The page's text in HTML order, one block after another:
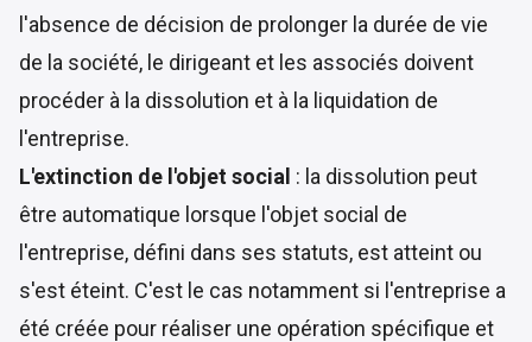
l'absence de décision de prolonger la durée de vie
de la société, le dirigeant et les associés doivent
procéder à la dissolution et à la liquidation de
l'entreprise.
L'extinction de l'objet social : la dissolution peut
être automatique lorsque l'objet social de
l'entreprise, défini dans ses statuts, est atteint ou
s'est éteint. C'est le cas notamment si l'entreprise a
été créée pour réaliser une opération spécifique et